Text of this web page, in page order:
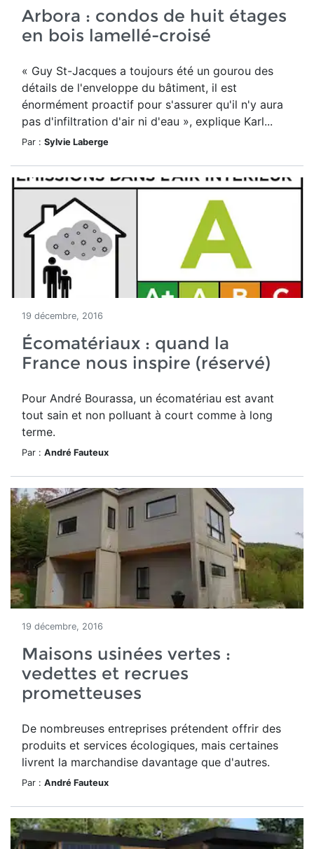
Arbora : condos de huit étages
en bois lamellé-croisé
« Guy St-Jacques a toujours été un gourou des
détails de l'enveloppe du bâtiment, il est
énormément proactif pour s'assurer qu'il n'y aura
pas d'infiltration d'air ni d'eau », explique Karl...
Par : Sylvie Laberge
19 décembre, 2016
Écomatériaux : quand la
France nous inspire (réservé)
Pour André Bourassa, un écomatériau est avant
tout sain et non polluant à court comme à long
terme.
Par : André Fauteux
19 décembre, 2016
Maisons usinées vertes :
vedettes et recrues
prometteuses
De nombreuses entreprises prétendent offrir des
produits et services écologiques, mais certaines
livrent la marchandise davantage que d'autres.
Par : André Fauteux